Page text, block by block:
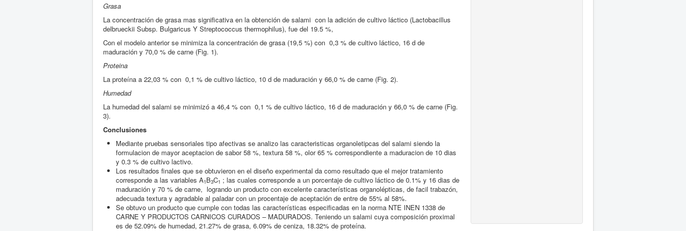
Grasa
La concentración de grasa mas significativa en la obtención de salami con la adición de cultivo láctico (Lactobacillus
delbrueckii Subsp. Bulgaricus Y Streptococcus thermophilus), fue del 19.5 %,
Con el modelo anterior se minimiza la concentración de grasa (19,5 %) con 0,3 % de cultivo láctico, 16 d de
maduración y 70,0 % de carne (Fig. 1).
Proteina
La proteína a 22,03 % con 0,1 % de cultivo láctico, 10 d de maduración y 66,0 % de carne (Fig. 2).
Humedad
La humedad del salami se minimizó a 46,4 % con 0,1 % de cultivo láctico, 16 d de maduración y 66,0 % de carne (Fig.
3).
Conclusiones
Mediante pruebas sensoriales tipo afectivas se analizo las caracteristicas organoletipcas del salami siendo la
formulacion de mayor aceptacion de sabor 58 %, textura 58 %, olor 65 % correspondiente a maduracion de 10 dias
y 0.3 % de cultivo lactivo.
Los resultados finales que se obtuvieron en el diseño experimental da como resultado que el mejor tratamiento
corresponde a las variables A1B3C1 ; las cuales corresponde a un porcentaje de cultivo láctico de 0.1% y 16 dias de
maduración y 70 % de carne, logrando un producto con excelente características organolépticas, de facil trabazón,
adecuada textura y agradable al paladar con un procentaje de aceptación de entre de 55% al 58%.
Se obtuvo un producto que cumple con todas las características especificadas en la norma NTE INEN 1338 de
CARNE Y PRODUCTOS CARNICOS CURADOS – MADURADOS. Teniendo un salami cuya composición proximal
es de 52.09% de humedad, 21.27% de grasa, 6.09% de ceniza, 18.32% de proteína.